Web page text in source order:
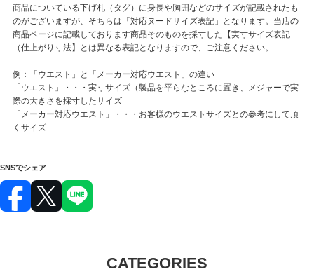
商品についている下げ札（タグ）に身長や胸囲などのサイズが記載されたも
のがございますが、そちらは「対応ヌードサイズ表記」となります。当店の
商品ページに記載しております商品そのものを採寸した【実寸サイズ表記
（仕上がり寸法】とは異なる表記となりますので、ご注意ください。
例：「ウエスト」と「メーカー対応ウエスト」の違い
「ウエスト」・・・実寸サイズ（製品を平らなところに置き、メジャーで実
際の大きさを採寸したサイズ
「メーカー対応ウエスト」・・・お客様のウエストサイズとの参考にして頂
くサイズ
SNSでシェア